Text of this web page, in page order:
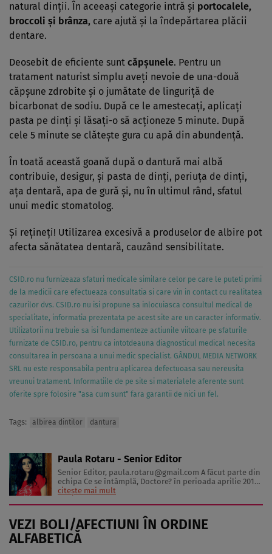
natural dinţii. În aceeaşi categorie intră şi portocalele,
broccoli şi brânza, care ajută şi la îndepărtarea plăcii
dentare.
Deosebit de eficiente sunt căpşunele. Pentru un
tratament naturist simplu aveţi nevoie de una-două
căpşune zdrobite şi o jumătate de linguriţă de
bicarbonat de sodiu. După ce le amestecaţi, aplicaţi
pasta pe dinţi şi lăsaţi-o să acţioneze 5 minute. După
cele 5 minute se clăteşte gura cu apă din abundenţă.
În toată această goană după o dantură mai albă
contribuie, desigur, şi pasta de dinţi, periuţa de dinţi,
aţa dentară, apa de gură şi, nu în ultimul rând, sfatul
unui medic stomatolog.
Şi reţineţi! Utilizarea excesivă a produselor de albire pot
afecta sănătatea dentară, cauzând sensibilitate.
CSID.ro nu furnizeaza sfaturi medicale similare celor pe care le puteti primi
de la medicii care efectueaza consultatia si care vin in contact cu realitatea
cazurilor dvs. CSID.ro nu isi propune sa inlocuiasca consultul medical de
specialitate, informatia prezentata pe acest site are un caracter informativ.
Utilizatorii nu trebuie sa isi fundamenteze actiunile viitoare pe sfaturile
furnizate de CSID.ro, pentru ca intotdeauna diagnosticul medical necesita
consultarea in persoana a unui medic specialist. GÂNDUL MEDIA NETWORK
SRL nu este responsabila pentru aplicarea defectuoasa sau nereusita
vreunui tratament. Informatiile de pe site si materialele aferente sunt
oferite spre folosire "asa cum sunt" fara garantii de nici un fel.
Tags: albirea dintilor dantura
Paula Rotaru - Senior Editor
Senior Editor, paula.rotaru@gmail.com
echipa Ce se întâmplă, Doctore? în perioada aprilie 2013-
decembrie 2023. Articolele sale cuprind informații despre
citește mai mult
VEZI BOLI/AFECTIUNI ÎN ORDINE
ALFABETICĂ